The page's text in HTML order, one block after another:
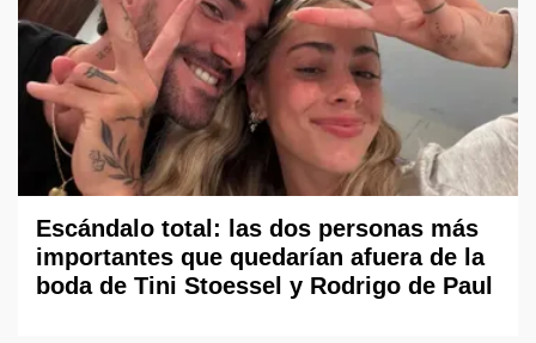
Escándalo total: las dos personas más
importantes que quedarían afuera de la
boda de Tini Stoessel y Rodrigo de Paul